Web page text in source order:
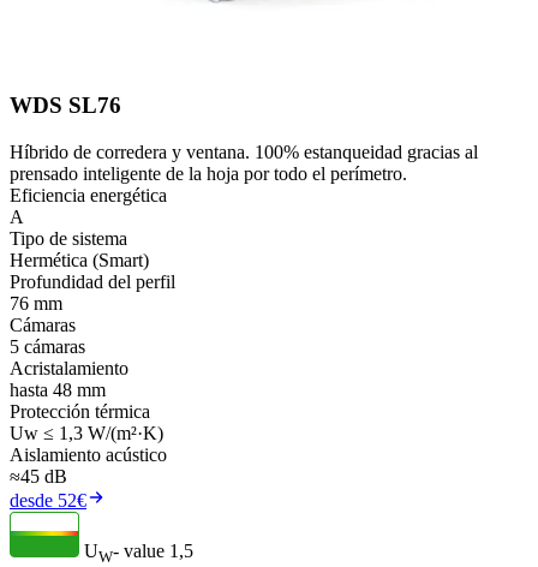
WDS SL76
Híbrido de corredera y ventana. 100% estanqueidad gracias al
prensado inteligente de la hoja por todo el perímetro.
Eficiencia energética
A
Tipo de sistema
Hermética (Smart)
Profundidad del perfil
76 mm
Cámaras
5 cámaras
Acristalamiento
hasta 48 mm
Protección térmica
Uw ≤ 1,3 W/(m²·K)
Aislamiento acústico
≈45 dB
desde 52€
UW- value 1,5